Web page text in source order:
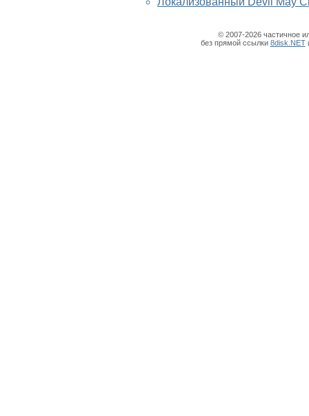
© 2007-2026 частичное
без прямой ссылки 8disk.NET